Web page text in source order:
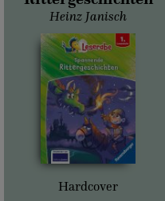
Heinz Janisch
Hardcover